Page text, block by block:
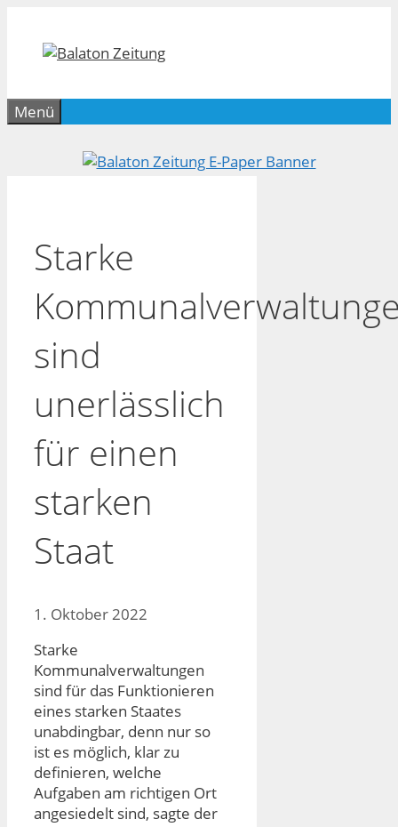
springen
Menü
Starke
sind
unerlässlich
für einen
starken
Staat
1. Oktober 2022
Starke
Kommunalverwaltungen
sind für das Funktionieren
eines starken Staates
unabdingbar, denn nur so
ist es möglich, klar zu
definieren, welche
Aufgaben am richtigen Ort
angesiedelt sind, sagte der